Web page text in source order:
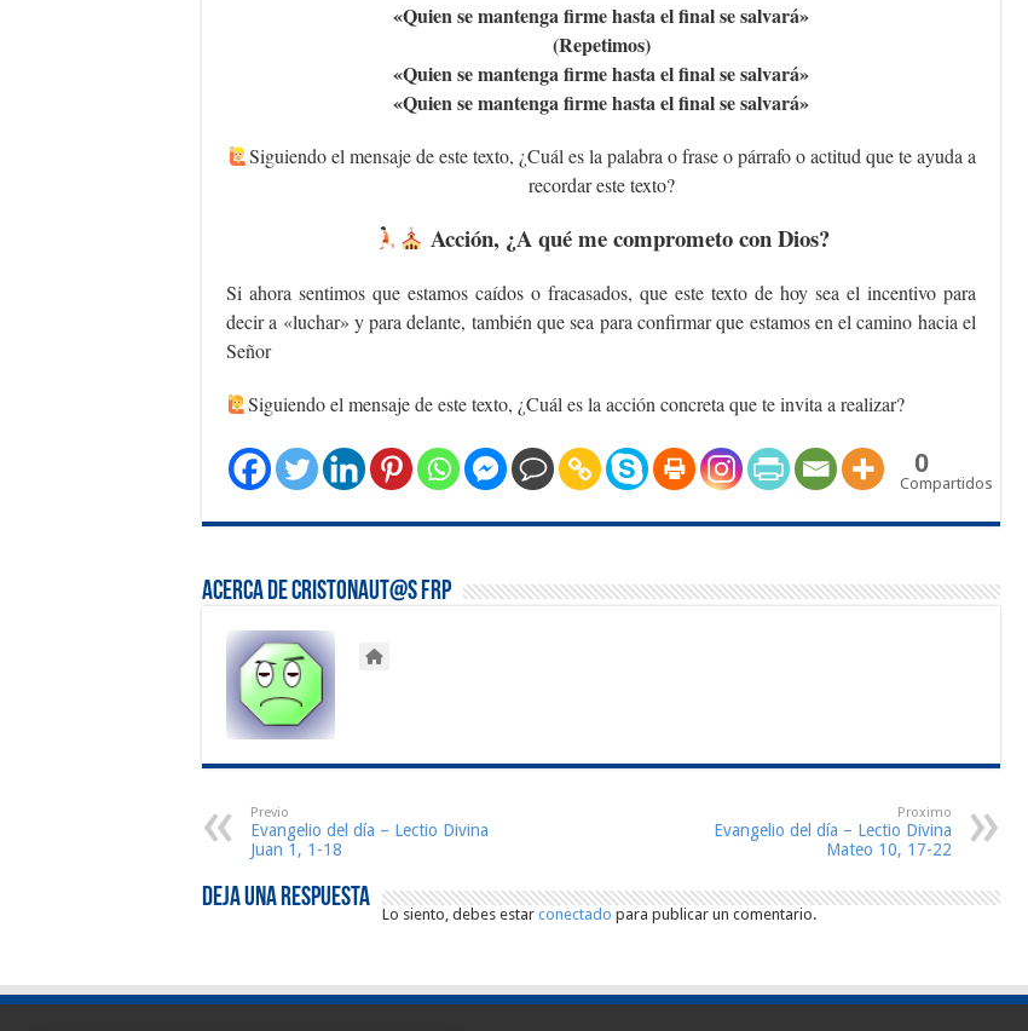
«Quien se mantenga firme hasta el final se salvará»
(Repetimos)
«Quien se mantenga firme hasta el final se salvará»
«Quien se mantenga firme hasta el final se salvará»
Siguiendoel mensaje de este texto, ¿Cuál es la palabra o frase o párrafo o actitud que te ayuda a
recordar este texto?
Acción, ¿A qué me comprometo con Dios?
Si ahora sentimos que estamos caídos o fracasados, que este texto de hoy sea el incentivo para
decir a «luchar» y para delante, también que sea para confirmar que estamos en el camino hacia el
Señor
‍Siguiendoel mensaje de este texto, ¿Cuál es la acción concreta que te invita a realizar?
0
Compartidos
Acerca de Cristonaut@s FRP
Previo
Evangelio del día – Lectio Divina
Juan 1, 1-18
Proximo
Evangelio del día – Lectio Divina
Mateo 10, 17-22
Deja una respuesta
Lo siento, debes estar conectado para publicar un comentario.